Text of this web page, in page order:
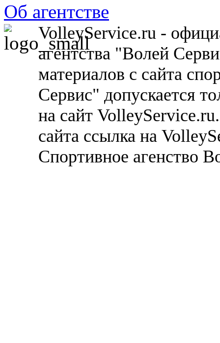
Об агентстве
VolleyService.ru -
агентства "Волей
материалов с сайта
Сервис" допускается
на сайт
сайта ссылка на
Спортивное агенство